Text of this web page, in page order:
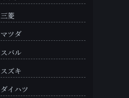
三菱
マツダ
スバル
スズキ
ダイハツ